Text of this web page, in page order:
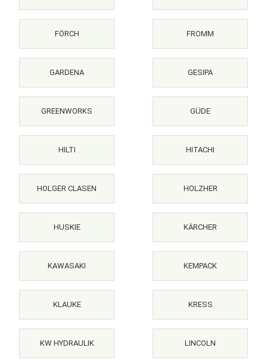
FÖRCH FROMM
GARDENA GESIPA
GREENWORKS GÜDE
HILTI HITACHI
HOLGER CLASEN HOLZHER
HUSKIE KÄRCHER
KAWASAKI KEMPACK
KLAUKE KRESS
KW HYDRAULIK LINCOLN